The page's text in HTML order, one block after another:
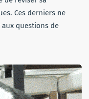
Ces derniers ne
questions de